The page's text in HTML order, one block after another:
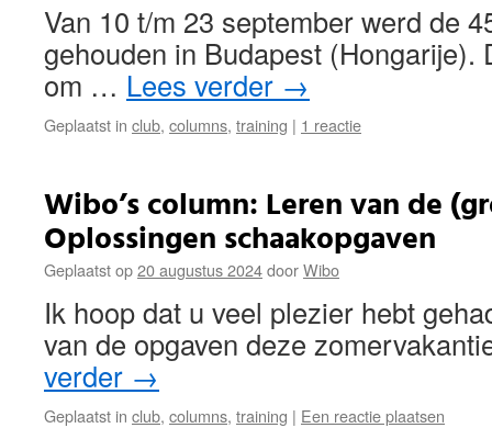
Van 10 t/m 23 september werd de
gehouden in Budapest (Hongarije).
om … Lees verder →
Geplaatst in club, columns, training | 1 reactie
Wibo’s column: Leren van de
Oplossingen schaakopgaven
Geplaatst op20 augustus 2024doorWibo
Ik hoop dat u veel plezier hebt
van de opgaven deze
verder →
Geplaatst in club, columns, training | Een reactie plaatsen